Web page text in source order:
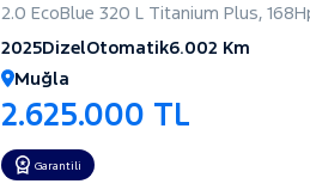
2.0 EcoBlue 320 L Titanium Plus,
2025DizelOtomatik6.002 Km
Muğla
2.625.000 TL
Garantili